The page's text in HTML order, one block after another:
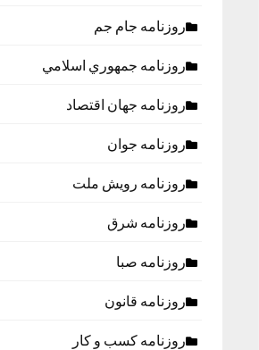
روزنامه جام جم
روزنامه جمهوري اسلامي
روزنامه جهان اقتصاد
روزنامه جوان
روزنامه رویش ملت
روزنامه شرق
روزنامه صبا
روزنامه قانون
روزنامه كسب و كار